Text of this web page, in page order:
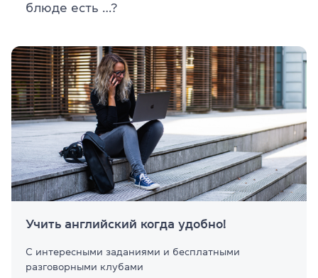
блюде есть …?
Учить английский когда удобно!
С интересными заданиями и бесплатными
разговорными клубами